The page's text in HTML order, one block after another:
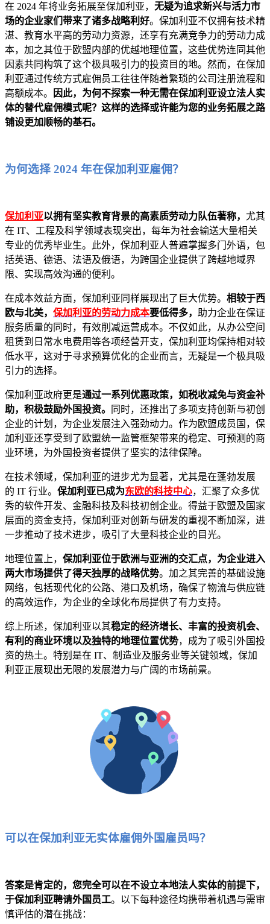
在 2024 年将业务拓展至保加利亚， 无疑为追求新兴与活力市
场的企业家们带来了诸多战略利好。保加利亚不仅拥有技术精
湛、教育水平高的劳动力资源，还享有充满竞争力的劳动力成
本，加之其位于欧盟内部的优越地理位置，这些优势连同其他
因素共同构筑了这个极具吸引力的投资目的地。然而，在保加
利亚通过传统方式雇佣员工往往伴随着繁琐的公司注册流程和
高额成本。
因此，为何不探索一种无需在保加利亚设立法人实
体的替代雇佣模式呢？这样的选择或许能为您的业务拓展之路
铺设更加顺畅的基石。
为何选择 2024 年在保加利亚雇佣？
保加利亚以拥有坚实教育背景的高素质劳动力队伍著称， 尤其
在 IT、工程及科学领域表现突出，每年为社会输送大量相关
专业的优秀毕业生。此外，保加利亚人普遍掌握多门外语，包
括英语、德语、法语及俄语，为跨国企业提供了跨越地域界
限、实现高效沟通的便利。
在成本效益方面，保加利亚同样展现出了巨大优势。 相较于西
欧与北美， 保加利亚的劳动力成本要低得多， 助力企业在保证
服务质量的同时，有效削减运营成本。不仅如此，从办公空间
租赁到日常水电费用等各项经营开支，保加利亚均保持相对较
低水平，这对于寻求预算优化的企业而言，无疑是一个极具吸
引力的选择。
保加利亚政府更是通过一系列优惠政策，如税收减免与资金补
助，积极鼓励外国投资。
同时，还推出了多项支持创新与初创
企业的计划，为企业发展注入强劲动力。作为欧盟成员国，保
加利亚还享受到了欧盟统一监管框架带来的稳定、可预测的商
业环境，为外国投资者提供了坚实的法律保障。
在技术领域，保加利亚的进步尤为显著，尤其是在蓬勃发展
的 IT 行业。 保加利亚已成为东欧的科技中心，汇聚了众多优
秀的软件开发、金融科技及科技初创企业。得益于欧盟及国家
层面的资金支持，保加利亚对创新与研发的重视不断加深，进
一步推动了技术进步，吸引了大量科技企业的目光。
地理位置上， 保加利亚位于欧洲与亚洲的交汇点，为企业进入
两大市场提供了得天独厚的战略优势。加之其完善的基础设施
网络，包括现代化的公路、港口及机场，确保了物流与供应链
的高效运作，为企业的全球化布局提供了有力支持。
综上所述，保加利亚以其稳定的经济增长、丰富的投资机会、
有利的商业环境以及独特的地理位置优势，成为了吸引外国投
资的热土。特别是在 IT、制造业及服务业等关键领域，保加
利亚正展现出无限的发展潜力与广阔的市场前景。
可以在保加利亚无实体雇佣外国雇员吗？
答案是肯定的，您完全可以在不设立本地法人实体的前提下，
于保加利亚聘请外国员工。以下每种途径均携带着机遇与需审
慎评估的潜在挑战：